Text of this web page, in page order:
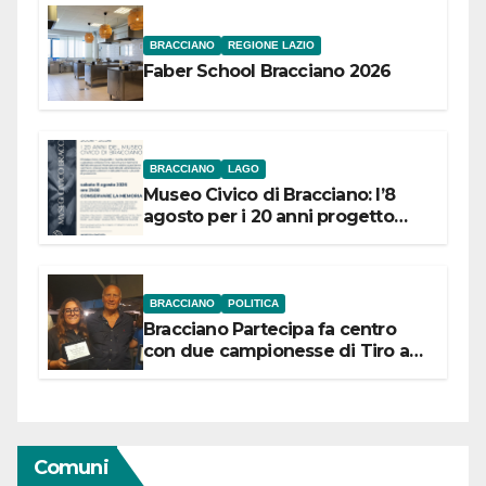
BRACCIANO REGIONE LAZIO
Faber School Bracciano 2026
BRACCIANO LAGO
Museo Civico di Bracciano: l’8
agosto per i 20 anni progetto
BRACCIANO POLITICA
Bracciano Partecipa fa centro
con due campionesse di Tiro a
Comuni